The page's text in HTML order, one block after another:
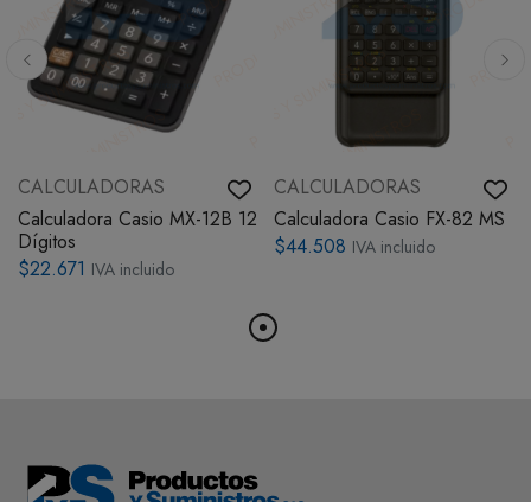
CALCULADORAS
Calculadora Casio MX-12B 12
Dígitos
$22.671 IVA incluido
CALCULADORAS
Calculadora Casio FX-82 MS
$44.508 IVA incluido